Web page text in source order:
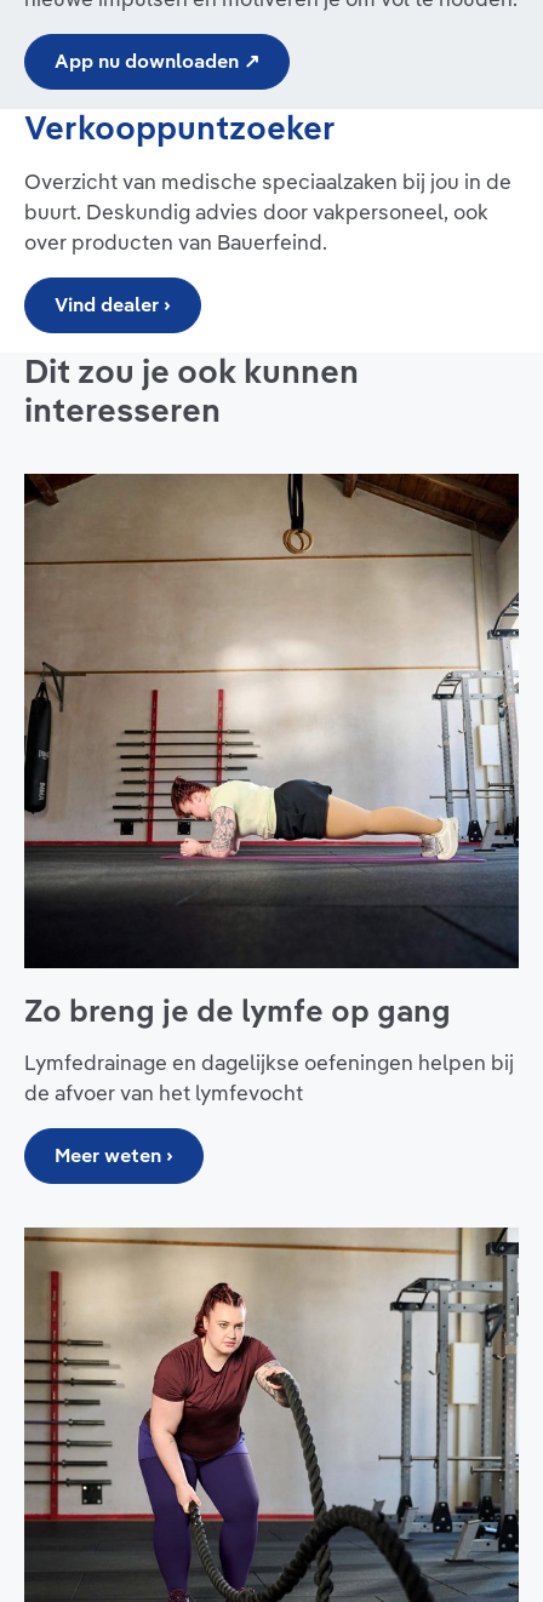
App nu downloaden ↗
Verkooppuntzoeker
Overzicht van medische speciaalzaken bij jou in de
buurt. Deskundig advies door vakpersoneel, ook
over producten van Bauerfeind.
Vind dealer ›
Dit zou je ook kunnen
interesseren
Zo breng je de lymfe op gang
Lymfedrainage en dagelijkse oefeningen helpen bij
de afvoer van het lymfevocht
Meer weten ›